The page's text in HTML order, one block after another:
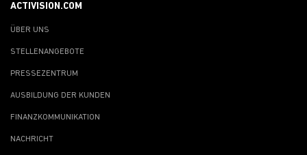
ACTIVISION.COM
ÜBER UNS
STELLENANGEBOTE
PRESSEZENTRUM
AUSBILDUNG DER KUNDEN
FINANZKOMMUNIKATION
NACHRICHT